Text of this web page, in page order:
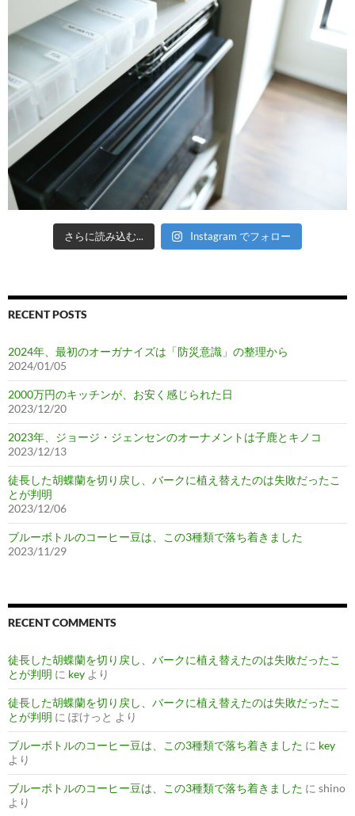
さらに読み込む... Instagram でフォロー
RECENT POSTS
2024年、最初のオーガナイズは「防災意識」の整理から
2024/01/05
2000万円のキッチンが、お安く感じられた日
2023/12/20
2023年、ジョージ・ジェンセンのオーナメントは子鹿とキノコ
2023/12/13
徒長した胡蝶蘭を切り戻し、バークに植え替えたのは失敗だったこ
とが判明
2023/12/06
ブルーボトルのコーヒー豆は、この3種類で落ち着きました
2023/11/29
RECENT COMMENTS
徒長した胡蝶蘭を切り戻し、バークに植え替えたのは失敗だったこ
とが判明 に key より
徒長した胡蝶蘭を切り戻し、バークに植え替えたのは失敗だったこ
とが判明 に ぽけっと より
ブルーボトルのコーヒー豆は、この3種類で落ち着きました に key
より
ブルーボトルのコーヒー豆は、この3種類で落ち着きました に shino
より